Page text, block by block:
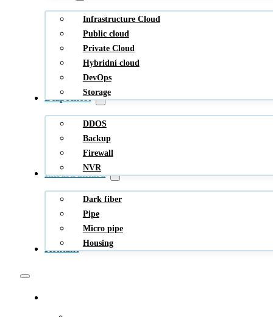
Infrastructure Cloud
Public cloud
Private Cloud
Hybridní cloud
DevOps
Storage
Bezpečnost
DDOS
Backup
Firewall
NVR
Infrastruktura
Dark fiber
Pipe
Micro pipe
Housing
Kontakt